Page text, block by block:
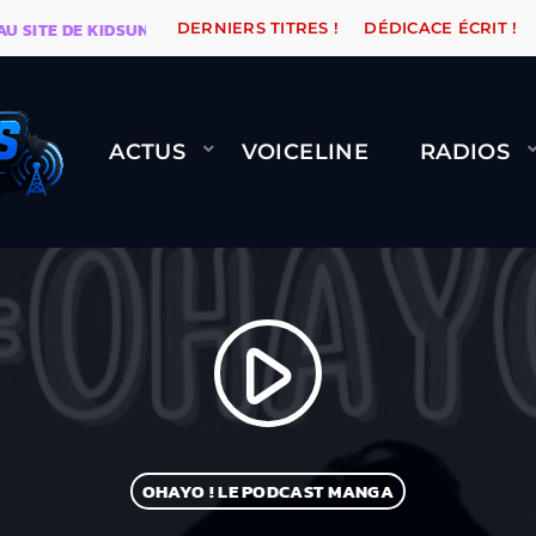
DE KIDSUNE WARÉTRO ORANGE ROAD QUI
DERNIERS TITRES ! DÉDICACE ÉCRIT !
ACTUS VOICELINE RADIOS
play_arrow
OHAYO ! LE PODCAST MANGA